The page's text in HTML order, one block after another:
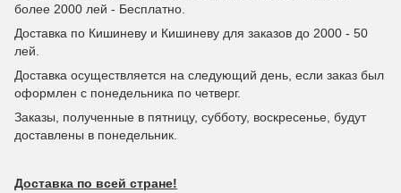
более 2000 лей - Бесплатно.
Доставка по Кишиневу и Кишиневу для заказов до 2000 - 50
лей.
Доставка осуществляется на следующий день, если заказ был
оформлен с понедельника по четверг.
Заказы, полученные в пятницу, субботу, воскресенье, будут
доставлены в понедельник.
Доставка по всей стране!